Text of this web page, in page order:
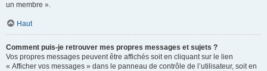
un membre ».
Haut
Comment puis-je retrouver mes propres messages et sujets ?
Vos propres messages peuvent être affichés soit en cliquant sur le lien
« Afficher vos messages » dans le panneau de contrôle de l’utilisateur, soit en